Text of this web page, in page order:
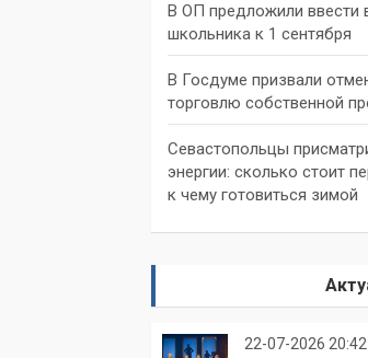
В ОП предложили ввести
школьника к 1 сентября
В Госдуме призвали
торговлю собственной
Севастопольцы
энергии: сколько стоит
к чему готовиться зимой
22-07-2026 20:42